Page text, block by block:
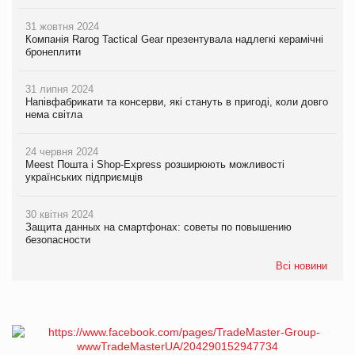
31 жовтня 2024
Компанія Rarog Tactical Gear презентувала надлегкі керамічні
бронеплити
31 липня 2024
Напівфабрикати та консерви, які стануть в пригоді, коли довго
нема світла
24 червня 2024
Meest Пошта і Shop-Express розширюють можливості
українських підприємців
30 квітня 2024
Защита данных на смартфонах: советы по повышению
безопасности
Всі новини